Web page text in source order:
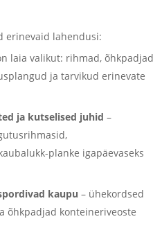
erinevaid lahendusi:
laia valikut: rihmad, õhkpadjad
ja tarvikud erinevate
ja kutselised juhid –
planke igapäevaseks
kaupu – ühekordsed
õhkpadjad konteineriveoste